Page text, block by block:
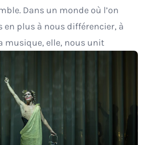
Dans un monde où l’on
en plus à nous différencier, à
musique, elle, nous unit